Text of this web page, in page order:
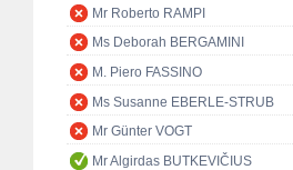
Mr Roberto RAMPI
Ms Deborah BERGAMINI
M. Piero FASSINO
Ms Susanne EBERLE-STRUB
Mr Günter VOGT
Mr Algirdas BUTKEVIČIUS